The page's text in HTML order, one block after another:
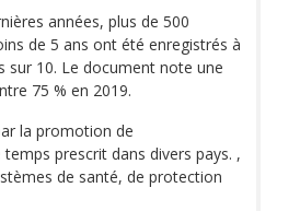
années, plus de 500
de 5 ans ont été enregistrés à
sur 10. Le document note une
75 % en 2019.
la promotion de
prescrit dans divers pays. ,
de santé, de protection